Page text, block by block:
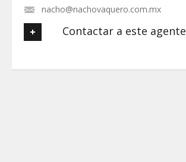
nacho@nachovaquero.com.mx
Contactar a este agente